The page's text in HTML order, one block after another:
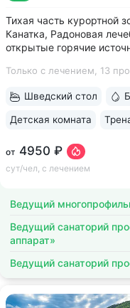
Тихая часть курортной
Канатка, Радоновая
открытые горячие
виден Эльбрус и
Только с лечением, 13
от 4950 ₽
сут/чел, с лечением
Шведский стол
Детская комната
Ведущий
Ведущий санаторий
аппарат»
Ведущий санаторий